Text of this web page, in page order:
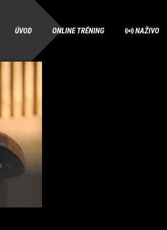
ÚVOD ONLINE TRÉNING NAŽIVO